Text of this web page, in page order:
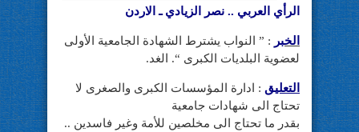
الرأي العربي .. نصر الزيادي ـ الاردن
الخبر : ” النواب يشترط الشهادة الجامعية الأولى
لعضوية البلديات الكبرى “. الغد.
التعليق : ادارة المؤسسات الكبرى والصغرى ﻻ
تحتاج الى شهادات جامعية
بقدر ما تحتاج الى مخلصين للأمة وغير فاسدين ..